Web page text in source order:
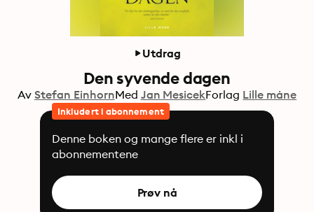
Utdrag
Den syvende dagen
Av Stefan EinhornMed Jan MesicekForlag Lille måne
Inkludert i abonnement
Denne boken og mange flere er inkl i
abonnementene
Prøv nå